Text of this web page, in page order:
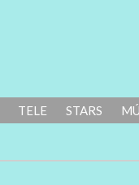
TELE STARS